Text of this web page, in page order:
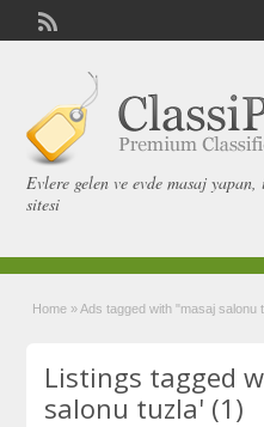
Evlere gelen ve evde masaj
sitesi
Home » Ads tagged with "masaj salonu
Listings tagged
salonu tuzla' (1)